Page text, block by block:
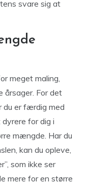
svare sig at
meget maling,
årsager. For det
du er færdig med
for dig i
mængde. Har du
kan du opleve,
som ikke ser
mere for en større